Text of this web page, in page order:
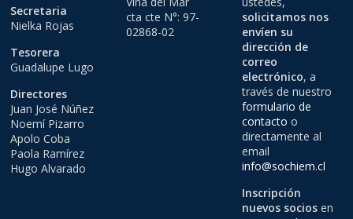
Secretaria
Nielka Rojas
Tesorera
Guadalupe Lugo
Directores
Juan José Núñez
Noemí Pizarro
Apolo Coba
Paola Ramírez
Hugo Alvarado
cta cte N°: 97-
02868-02
solicitamos nos
envíen su
dirección de
correo
electrónico, a
través de nuestro
formulario de
contacto o
directamente al
email
info@sochiem.cl
Inscripción
nuevos sociosen